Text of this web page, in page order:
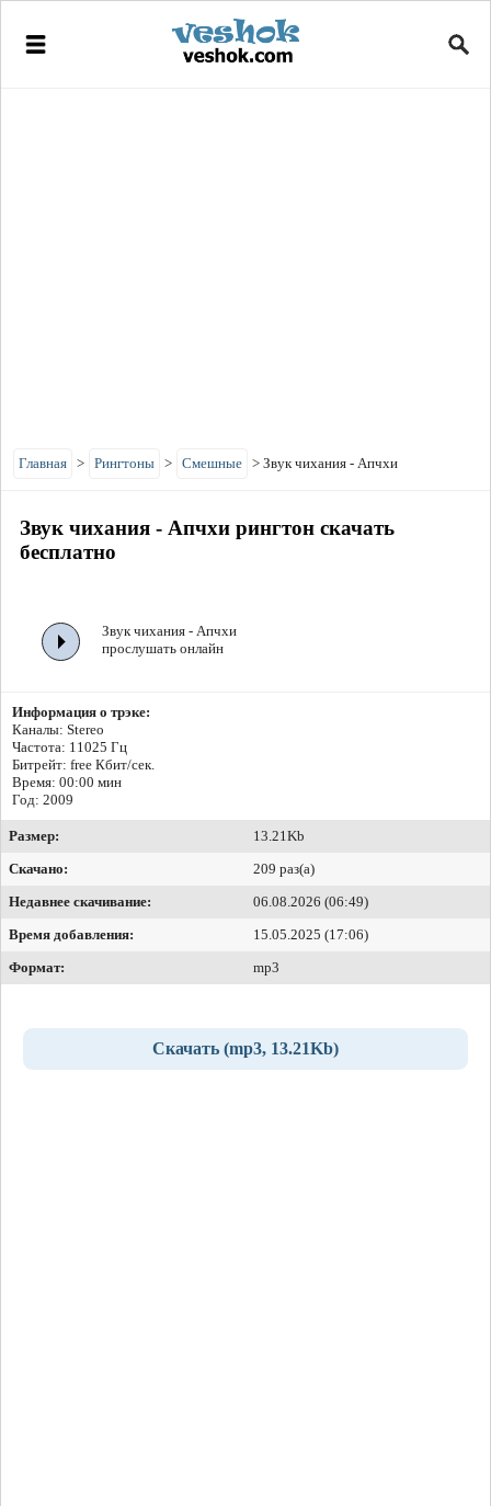
Главная > Рингтоны > Смешные > Звук чихания - Апчхи
Звук чихания - Апчхи рингтон скачать
бесплатно
Звук чихания - Апчхи
прослушать онлайн
Информация о трэке:
Каналы: Stereo
Частота: 11025 Гц
Битрейт: free Кбит/сек.
Время: 00:00 мин
Год: 2009
Размер:
13.21Kb
Скачано:
209 раз(а)
Недавнее скачивание:
06.08.2026 (06:49)
Время добавления:
15.05.2025 (17:06)
Формат:
mp3
Скачать (mp3, 13.21Kb)